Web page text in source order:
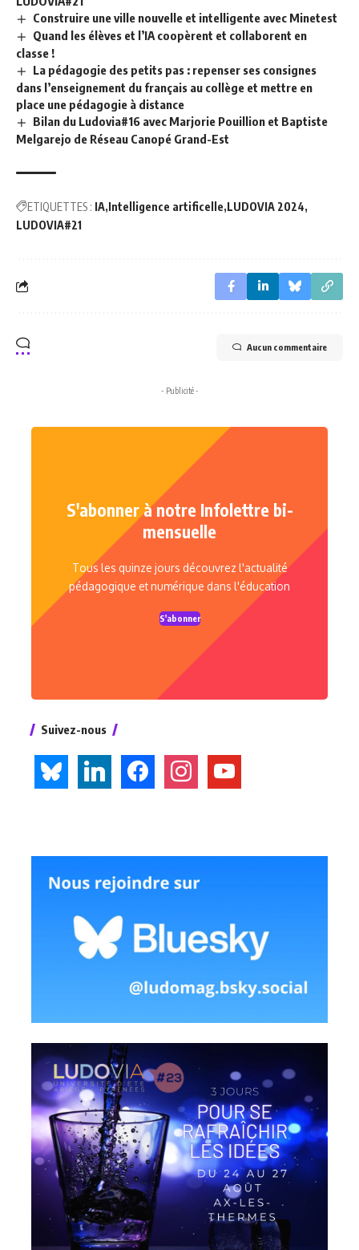
Construire une ville nouvelle et intelligente avec Minetest
Quand les élèves et l’IA coopèrent et collaborent en
classe !
La pédagogie des petits pas : repenser ses consignes
dans l’enseignement du français au collège et mettre en
place une pédagogie à distance
Bilan du Ludovia#16 avec Marjorie Pouillion et Baptiste
Melgarejo de Réseau Canopé Grand-Est
ETIQUETTES : IA Intelligence artificelle LUDOVIA 2024
LUDOVIA#21
Aucun commentaire
- Publicité -
S'abonner à notre Infolettre bi-
mensuelle
Tous les quinze jours découvrez l'actualité
pédagogique et numérique dans l'éducation
S'abonner
Suivez-nous
bluesky linkedin facebook instagramyoutube